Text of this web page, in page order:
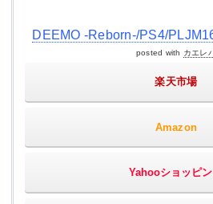
DEEMO -Reborn-/PS4/
posted with カエレ
楽天市場
Amazon
Yahooショッピ